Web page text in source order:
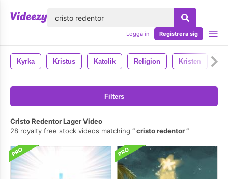
Logga in Registrera sig
Kyrka Kristus Katolik Religion Kristen
Filters
Cristo Redentor Lager Video
28 royalty free stock videos matching
cristo redentor